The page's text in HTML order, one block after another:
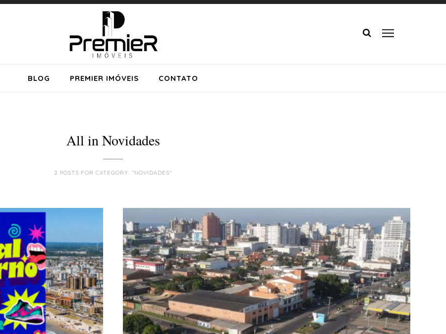
BLOG PREMIER IMÓVEIS CONTATO
All in Novidades
2 POSTS FOR CATEGORY: "NOVIDADES"